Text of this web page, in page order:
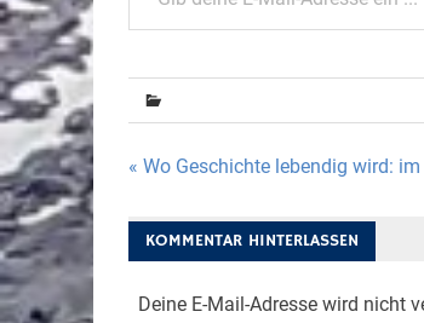
Beitragsnavigation
« Wo Geschichte lebendig wird:
KOMMENTAR HINTERLASSEN
Deine E-Mail-Adresse wird nicht